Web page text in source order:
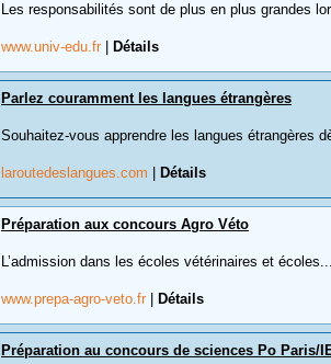
Les responsabilités sont de plus en plus grandes
www.univ-edu.fr Détails
Parlez couramment les langues étrangères
Souhaitez-vous apprendre les langues étrangères
laroutedeslangues.com Détails
Préparation aux concours Agro Véto
L’admission dans les écoles vétérinaires et
www.prepa-agro-veto.fr Détails
Préparation au concours de sciences Po Paris/